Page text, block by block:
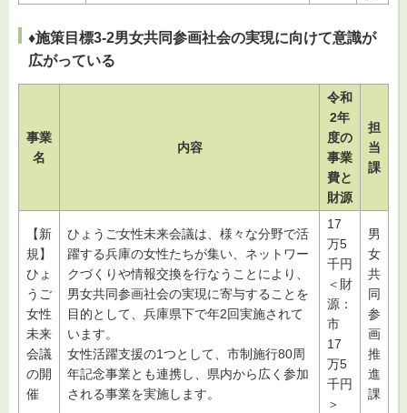
♦施策目標3-2男女共同参画社会の実現に向けて意識が
広がっている
事業
名
内容
令和
2年
度の
事業
費と
財源
担
当
課
【新
規】
ひょ
うご
女性
未来
会議
の開
催
ひょうご女性未来会議は、様々な分野で活
躍する兵庫の女性たちが集い、ネットワー
クづくりや情報交換を行なうことにより、
男女共同参画社会の実現に寄与することを
目的として、兵庫県下で年2回実施されて
います。
女性活躍支援の1つとして、市制施行80周
年記念事業とも連携し、県内から広く参加
される事業を実施します。
17
万5
千円
＜財
源：
市
17
万5
千円
＞
男
女
共
同
参
画
推
進
課